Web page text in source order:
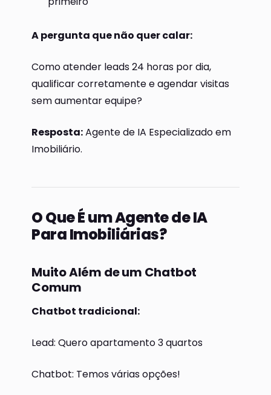
A pergunta que não quer calar:
Como atender leads 24 horas por dia,
qualificar corretamente e agendar visitas
sem aumentar equipe?
Resposta:Agente de IA Especializado em
Imobiliário.
O Que É um Agente de IA
Para Imobiliárias?
Muito Além de um Chatbot
Comum
Chatbot tradicional:
Lead: Quero apartamento 3 quartos
Chatbot: Temos várias opções!